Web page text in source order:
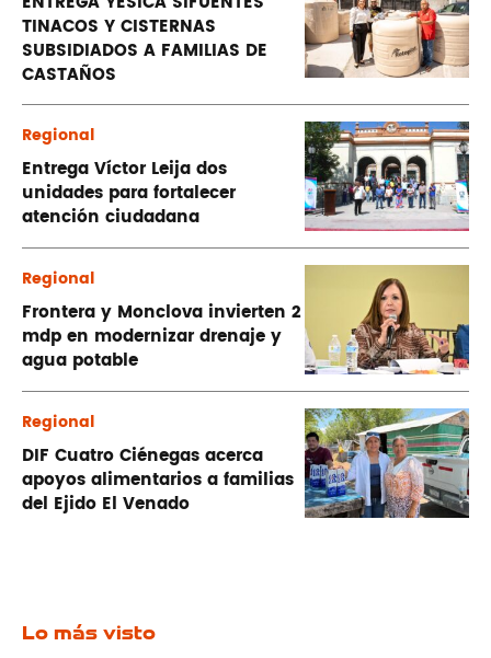
TINACOS Y CISTERNAS
SUBSIDIADOS A FAMILIAS DE
CASTAÑOS
Regional
Entrega Víctor Leija dos
unidades para fortalecer
atención ciudadana
Regional
Frontera y Monclova invierten 2
mdp en modernizar drenaje y
agua potable
Regional
DIF Cuatro Ciénegas acerca
apoyos alimentarios a familias
del Ejido El Venado
Lo más visto